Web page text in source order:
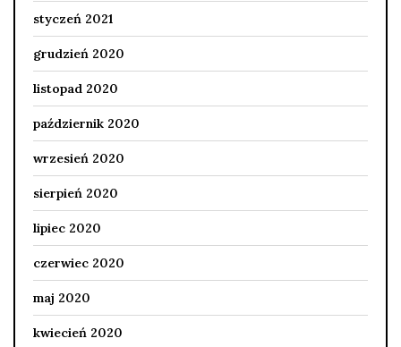
styczeń 2021
grudzień 2020
listopad 2020
październik 2020
wrzesień 2020
sierpień 2020
lipiec 2020
czerwiec 2020
maj 2020
kwiecień 2020